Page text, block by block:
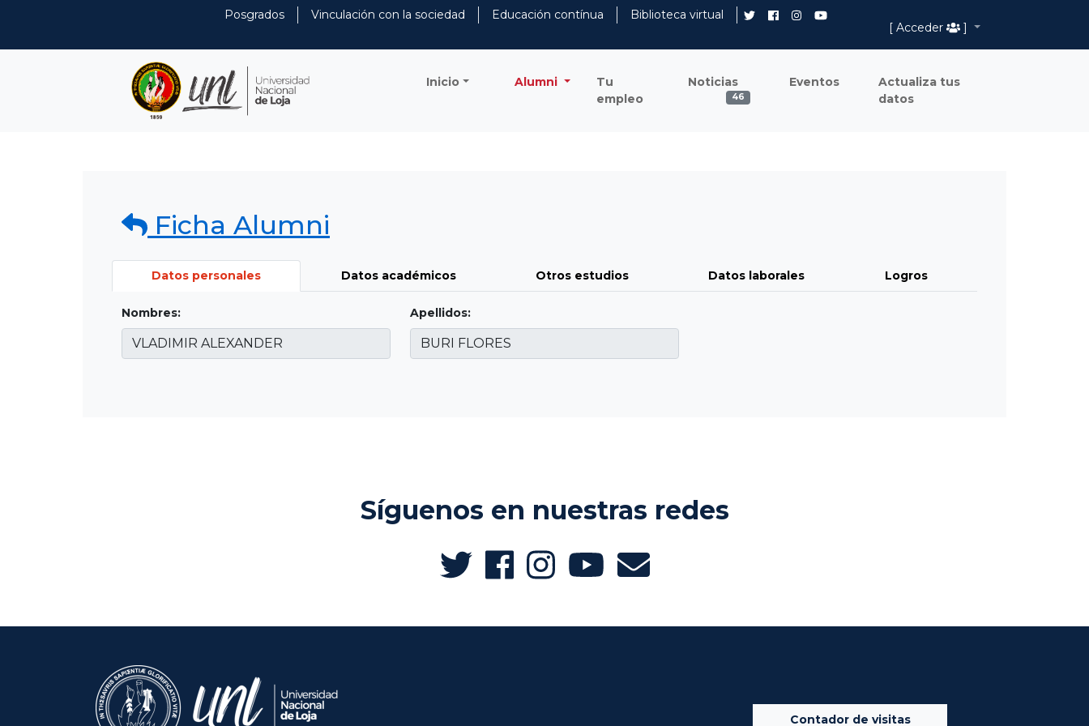
Posgrados Vinculación con la sociedad Educación contínua
Biblioteca virtual
[ Acceder
]
Inicio Alumni
Tu
empleo
Noticias
46
Eventos
Actualiza tus
datos
Ficha Alumni
Datos personales Datos académicos Otros estudios Datos laborales Logros
Nombres: Apellidos:
Síguenos en nuestras redes
Contador de visitas